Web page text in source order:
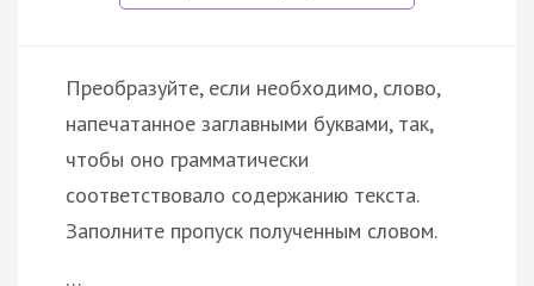
Преобразуйте, если необходимо, слово,
напечатанное заглавными буквами, так,
чтобы оно грамматически
соответствовало содержанию текста.
Заполните пропуск полученным словом.
…